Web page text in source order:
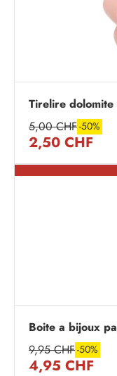
Tirelire
5,00 CHF-50%
2,50 CHF
Boite a bijoux
9,95 CHF-50%
4,95 CHF